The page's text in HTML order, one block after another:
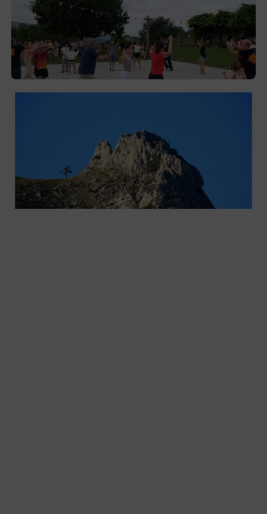
Gerediaga inicia sus fiestas con una cena
y la romería de Ansorregi eta Larrañaga
2026-08-03
Las «Peñas del Duranguesado»,
protagonistas de la nueva exposición en
Ezkurdi
2026-08-02